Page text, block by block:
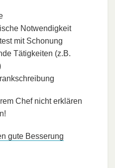
Notwendigkeit
mit Schonung
Tätigkeiten (z.B.
Chef nicht erklären
gute Besserung